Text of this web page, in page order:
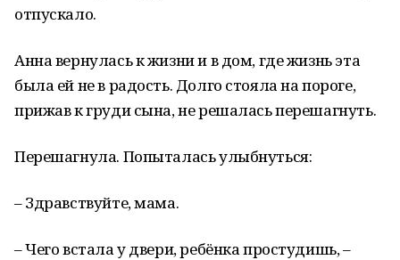
отпускало.
Анна вернулась к жизни и в дом, где жизнь эта
была ей не в радость. Долго стояла на пороге,
прижав к груди сына, не решалась перешагнуть.
Перешагнула. Попыталась улыбнуться:
– Здравствуйте, мама.
– Чего встала у двери, ребёнка простудишь, –